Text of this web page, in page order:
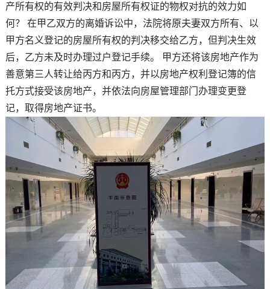
产所有权的有效判决和房屋所有权证的物权对抗的效力如
何？ 在甲乙双方的离婚诉讼中，法院将原夫妻双方所有、以
甲方名义登记的房屋所有权的判决移交给乙方，但判决生效
后，乙方未及时办理过户登记手续。 甲方还将该房地产作为
善意第三人转让给丙方和丙方，并以房地产权利登记簿的信
托方式接受该房地产，并依法向房屋管理部门办理变更登
记，取得房地产证书。